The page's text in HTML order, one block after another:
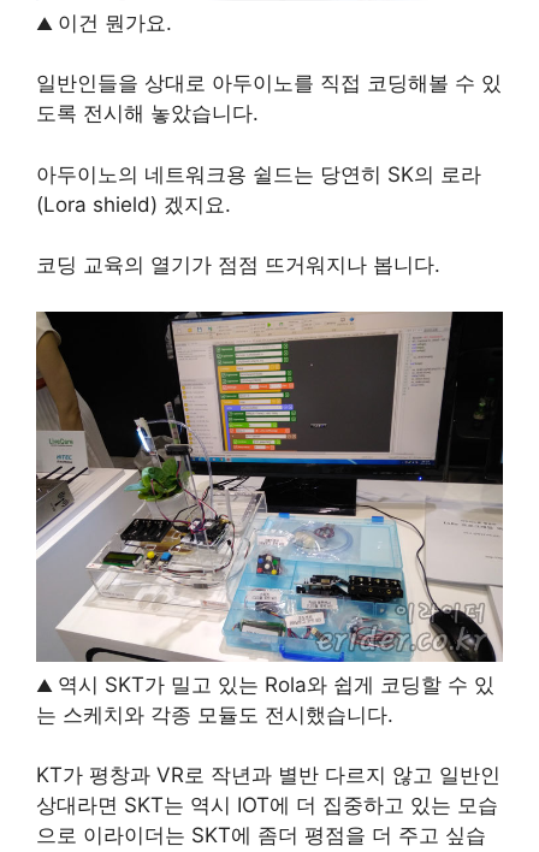
▲ 이건 뭔가요.
일반인들을 상대로 아두이노를 직접 코딩해볼 수 있
도록 전시해 놓았습니다.
아두이노의 네트워크용 쉴드는 당연히 SK의 로라
(Lora shield) 겠지요.
코딩 교육의 열기가 점점 뜨거워지나 봅니다.
▲ 역시 SKT가 밀고 있는 Rola와 쉽게 코딩할 수 있
는 스케치와 각종 모듈도 전시했습니다.
KT가 평창과 VR로 작년과 별반 다르지 않고 일반인
상대라면 SKT는 역시 IOT에 더 집중하고 있는 모습
으로 이라이더는 SKT에 좀더 평점을 더 주고 싶습